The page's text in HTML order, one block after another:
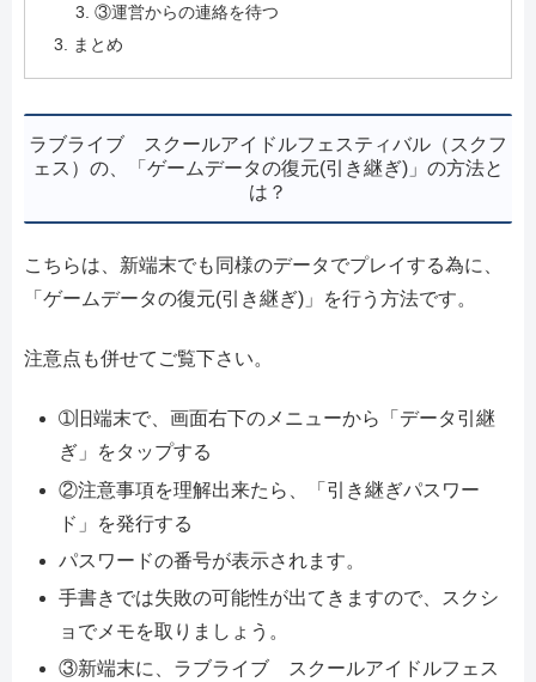
③運営からの連絡を待つ
まとめ
ラブライブ スクールアイドルフェスティバル（スクフ
ェス）の、「ゲームデータの復元(引き継ぎ)」の方法と
は？
こちらは、新端末でも同様のデータでプレイする為に、
「ゲームデータの復元(引き継ぎ)」を行う方法です。
注意点も併せてご覧下さい。
➀旧端末で、画面右下のメニューから「データ引継
ぎ」をタップする
②注意事項を理解出来たら、「引き継ぎパスワー
ド」を発行する
パスワードの番号が表示されます。
手書きでは失敗の可能性が出てきますので、スクシ
ョでメモを取りましょう。
③新端末に、ラブライブ スクールアイドルフェス